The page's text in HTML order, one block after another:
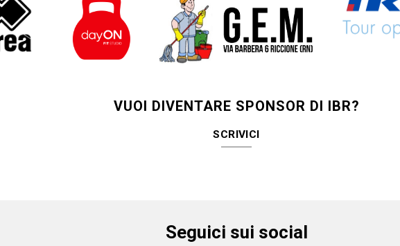
VUOI DIVENTARE SPONSOR DI IBR?
SCRIVICI
Seguici sui social